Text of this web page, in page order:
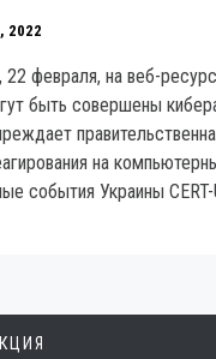
2022
22 февраля, на веб-
быть совершены
на
события Украины CERT-